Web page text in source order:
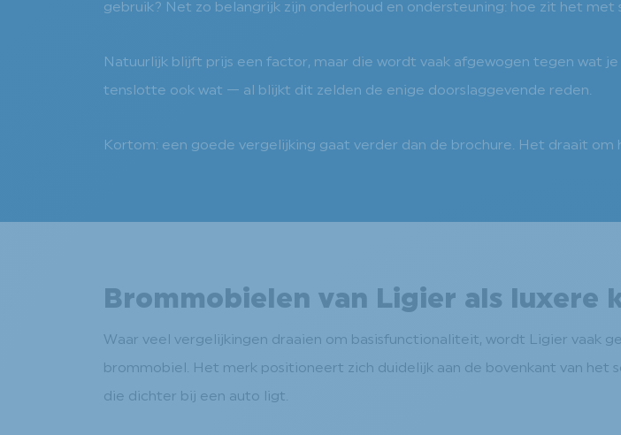
gebruik? Net zo belangrijk zijn onderhoud en ondersteuning: hoe zit het
Natuurlijk blijft prijs een factor, maar die wordt vaak afgewogen tegen wat
tenslotte ook wat — al blijkt dit zelden de enige doorslaggevende reden.
Kortom: een goede vergelijking gaat verder dan de brochure. Het draait
Brommobielen van Ligier als luxere
Waar veel vergelijkingen draaien om basisfunctionaliteit, wordt Ligier vaak
brommobiel. Het merk positioneert zich duidelijk aan de bovenkant van
die dichter bij een auto ligt.